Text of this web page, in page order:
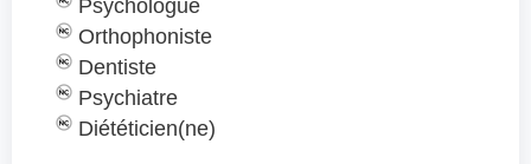
Psychologue
Orthophoniste
Dentiste
Psychiatre
Diététicien(ne)